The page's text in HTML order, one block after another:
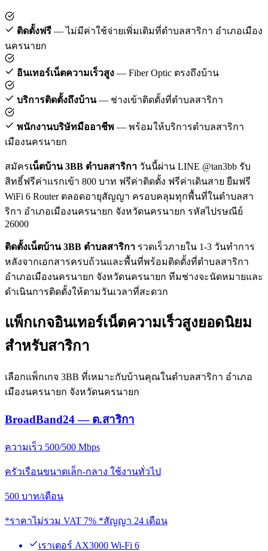
ติดตั้งฟรี — ไม่มีค่าใช้จ่ายเพิ่มเติมที่ตำบลสาริกา อำเภอเมือง
นครนายก
อินเทอร์เน็ตความเร็วสูง — Fiber Optic ตรงถึงบ้าน
บริการติดตั้งถึงบ้าน— ช่างเข้าติดตั้งที่ตำบลสาริกา
พนักงานบริษัทมืออาชีพ — พร้อมให้บริการตำบลสาริกา
เมืองนครนายก
สมัครเน็ตบ้าน 3BB ตำบลสาริกา วันนี้ผ่าน LINE @tan3bb รับ
สิทธิ์ฟรีค่าแรกเข้า 800 บาท ฟรีค่าติดตั้ง ฟรีค่าเดินสาย ยืมฟรี
WiFi 6 Router ตลอดอายุสัญญา ครอบคลุมทุกพื้นที่ในตำบลสา
ริกา อำเภอเมืองนครนายก จังหวัดนครนายก รหัสไปรษณีย์
26000
ติดตั้งเน็ตบ้าน 3BB ตำบลสาริกา รวดเร็วภายใน 1-3 วันทำการ
หลังจากเอกสารครบถ้วนและพื้นที่พร้อมติดตั้งที่ตำบลสาริกา
อำเภอเมืองนครนายก จังหวัดนครนายก ทีมช่างจะนัดหมายและ
ดำเนินการติดตั้งให้ตามวันเวลาที่สะดวก
แพ็กเกจอินเทอร์เน็ตความเร็วสูงยอดนิยม
สำหรับสาริกา
เลือกแพ็กเกจ 3BB ที่เหมาะกับบ้านคุณในตำบลสาริกา อำเภอ
เมืองนครนายก จังหวัดนครนายก
BroadBand24 — ต.สาริกา
ความเร็ว 500/500 Mbps
ครัวเรือนขนาดเล็ก-กลาง ใช้งานทั่วไป
500 บาท/เดือน
*ราคาไม่รวม VAT 7% *สัญญา 24 เดือน
เราเตอร์ AX3000 Wi-Fi 6